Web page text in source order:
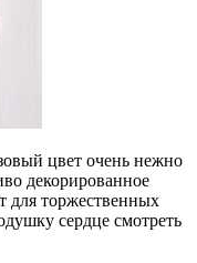
цвет очень нежно
декорированное
для торжественных
сердце смотреть